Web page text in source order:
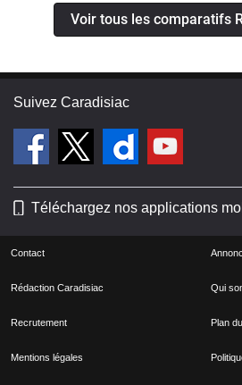
Voir tous les comparatifs
Suivez Caradisiac
Téléchargez nos applications
Contact
Rédaction Caradisiac Qui
Recrutement Plan
Mentions légales